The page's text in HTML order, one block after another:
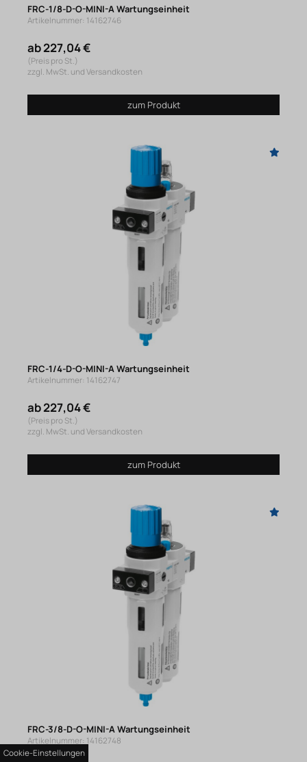
FRC-1/8-D-O-MINI-A Wartungseinheit
Artikelnummer: 14162746
ab 227,04 €
(Preis pro St.)
zzgl. MwSt. und Versandkosten
zum Produkt
FRC-1/4-D-O-MINI-A Wartungseinheit
Artikelnummer: 14162747
ab 227,04 €
(Preis pro St.)
zzgl. MwSt. und Versandkosten
zum Produkt
FRC-3/8-D-O-MINI-A Wartungseinheit
Artikelnummer: 14162748
Cookie-Einstellungen